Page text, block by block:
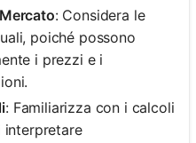
: Considera le
poiché possono
i prezzi e i
: Familiarizza con i calcoli
interpretare